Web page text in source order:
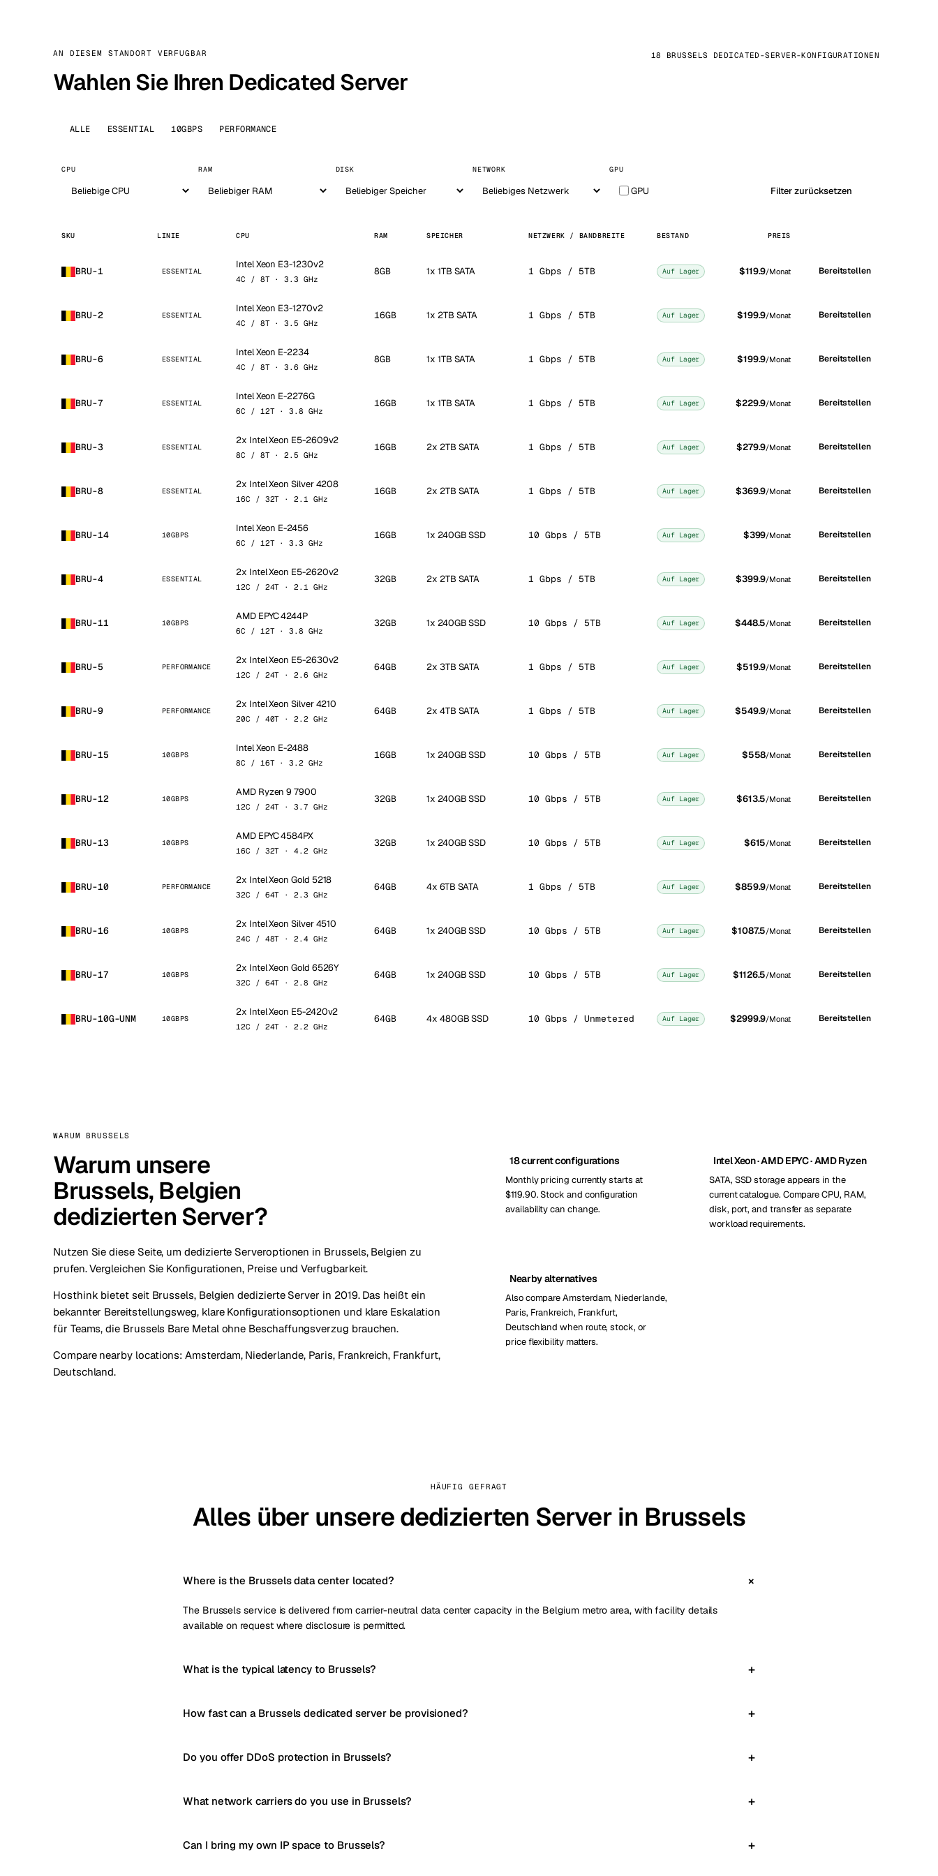
AN DIESEM STANDORT VERFUGBAR
Wahlen Sie Ihren Dedicated Server
18 BRUSSELS DEDICATED-SERVER-KONFIGURATIONEN
ALLE ESSENTIAL 10GBPS PERFORMANCE
CPU RAM DISK NETWORK GPU
GPU Filter zurücksetzen
SKU LINIE CPU RAM SPEICHER NETZWERK / BANDBREITE BESTAND PREIS
BRU-1 ESSENTIAL
Intel Xeon E3-1230v2
4C / 8T · 3.3 GHz
8GB 1x 1TB SATA 1 Gbps / 5TB Auf Lager $119.9/Monat Bereitstellen
BRU-2 ESSENTIAL
Intel Xeon E3-1270v2
4C / 8T · 3.5 GHz
16GB 1x 2TB SATA 1 Gbps / 5TB Auf Lager $199.9/Monat Bereitstellen
BRU-6 ESSENTIAL
Intel Xeon E-2234
4C / 8T · 3.6 GHz
8GB 1x 1TB SATA 1 Gbps / 5TB Auf Lager $199.9/Monat Bereitstellen
BRU-7 ESSENTIAL
Intel Xeon E-2276G
6C / 12T · 3.8 GHz
16GB 1x 1TB SATA 1 Gbps / 5TB Auf Lager $229.9/Monat Bereitstellen
BRU-3 ESSENTIAL
2x Intel Xeon E5-2609v2
8C / 8T · 2.5 GHz
16GB 2x 2TB SATA 1 Gbps / 5TB Auf Lager $279.9/Monat Bereitstellen
BRU-8 ESSENTIAL
2x Intel Xeon Silver 4208
16C / 32T · 2.1 GHz
16GB 2x 2TB SATA 1 Gbps / 5TB Auf Lager $369.9/Monat Bereitstellen
BRU-14 10GBPS
Intel Xeon E-2456
6C / 12T · 3.3 GHz
16GB 1x 240GB SSD 10 Gbps / 5TB Auf Lager $399/Monat Bereitstellen
BRU-4 ESSENTIAL
2x Intel Xeon E5-2620v2
12C / 24T · 2.1 GHz
32GB 2x 2TB SATA 1 Gbps / 5TB Auf Lager $399.9/Monat Bereitstellen
BRU-11 10GBPS
AMD EPYC 4244P
6C / 12T · 3.8 GHz
32GB 1x 240GB SSD 10 Gbps / 5TB Auf Lager $448.5/Monat Bereitstellen
BRU-5 PERFORMANCE
2x Intel Xeon E5-2630v2
12C / 24T · 2.6 GHz
64GB 2x 3TB SATA 1 Gbps / 5TB Auf Lager $519.9/Monat Bereitstellen
BRU-9 PERFORMANCE
2x Intel Xeon Silver 4210
20C / 40T · 2.2 GHz
64GB 2x 4TB SATA 1 Gbps / 5TB Auf Lager $549.9/Monat Bereitstellen
BRU-15 10GBPS
Intel Xeon E-2488
8C / 16T · 3.2 GHz
16GB 1x 240GB SSD 10 Gbps / 5TB Auf Lager $558/Monat Bereitstellen
BRU-12 10GBPS
AMD Ryzen 9 7900
12C / 24T · 3.7 GHz
32GB 1x 240GB SSD 10 Gbps / 5TB Auf Lager $613.5/Monat Bereitstellen
BRU-13 10GBPS
AMD EPYC 4584PX
16C / 32T · 4.2 GHz
32GB 1x 240GB SSD 10 Gbps / 5TB Auf Lager $615/Monat Bereitstellen
BRU-10 PERFORMANCE
2x Intel Xeon Gold 5218
32C / 64T · 2.3 GHz
64GB 4x 6TB SATA 1 Gbps / 5TB Auf Lager $859.9/Monat Bereitstellen
BRU-16 10GBPS
2x Intel Xeon Silver 4510
24C / 48T · 2.4 GHz
64GB 1x 240GB SSD 10 Gbps / 5TB Auf Lager $1087.5/Monat Bereitstellen
BRU-17 10GBPS
2x Intel Xeon Gold 6526Y
32C / 64T · 2.8 GHz
64GB 1x 240GB SSD 10 Gbps / 5TB Auf Lager $1126.5/Monat Bereitstellen
BRU-10G-UNM 10GBPS
2x Intel Xeon E5-2420v2
12C / 24T · 2.2 GHz
64GB 4x 480GB SSD 10 Gbps / Unmetered Auf Lager $2999.9/Monat Bereitstellen
WARUM BRUSSELS
Warum unsere
Brussels, Belgien
dedizierten Server?
Nutzen Sie diese Seite, um dedizierte Serveroptionen in Brussels, Belgien zu
prufen. Vergleichen Sie Konfigurationen, Preise und Verfugbarkeit.
Hosthink bietet seit Brussels, Belgien dedizierte Server in 2019. Das heißt ein
bekannter Bereitstellungsweg, klare Konfigurationsoptionen und klare Eskalation
für Teams, die Brussels Bare Metal ohne Beschaffungsverzug brauchen.
Compare nearby locations:Amsterdam, Niederlande, Paris, Frankreich, Frankfurt,
Deutschland.
18 current configurations
Monthly pricing currently starts at
$119.90. Stock and configuration
availability can change.
Intel Xeon · AMD EPYC · AMD Ryzen
SATA, SSD storage appears in the
current catalogue. Compare CPU, RAM,
disk, port, and transfer as separate
workload requirements.
Nearby alternatives
Also compare Amsterdam, Niederlande,
Paris, Frankreich, Frankfurt,
Deutschland when route, stock, or
price flexibility matters.
HÄUFIG GEFRAGT
Alles über unsere dedizierten Server in Brussels
Where is the Brussels data center located?
The Brussels service is delivered from carrier-neutral data center capacity in the Belgium metro area, with facility details
available on request where disclosure is permitted.
What is the typical latency to Brussels?
How fast can a Brussels dedicated server be provisioned?
Do you offer DDoS protection in Brussels?
What network carriers do you use in Brussels?
Can I bring my own IP space to Brussels?